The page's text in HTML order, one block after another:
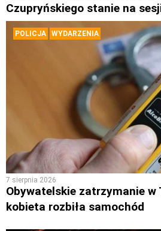
Czupryńskiego stanie na
POLICJA WYDARZENIA
7 sierpnia 2026
Obywatelskie zatrzymanie w
kobieta rozbiła samochód